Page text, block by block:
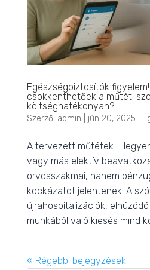
Egészségbiztosítók
csökkenthetőek a műtéti
költséghatékonyan?
Szerző: admin jún 20, 2025
A tervezett műtétek –
vagy más elektív
orvosszakmai, hanem
kockázatot jelentenek. A
újrahospitalizációk,
munkából való kiesés mind
« Régebbi bejegyzések